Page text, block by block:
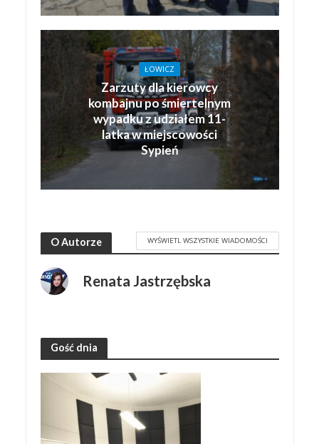
ŁOWICZ
Zarzuty dla kierowcy
kombajnu po śmiertelnym
wypadku z udziałem 11-
latka w miejscowości
Sypień
O Autorze WYŚWIETL WSZYSTKIE WIADOMOŚCI
Renata Jastrzębska
Gość dnia